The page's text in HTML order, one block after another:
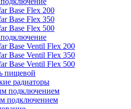
Base Flex 200
Base Flex 350
Base Flex 500
Base Ventil Flex 200
Base Ventil Flex 350
Base Ventil Flex 500
пищевой
радиаторы
подключением
подключением